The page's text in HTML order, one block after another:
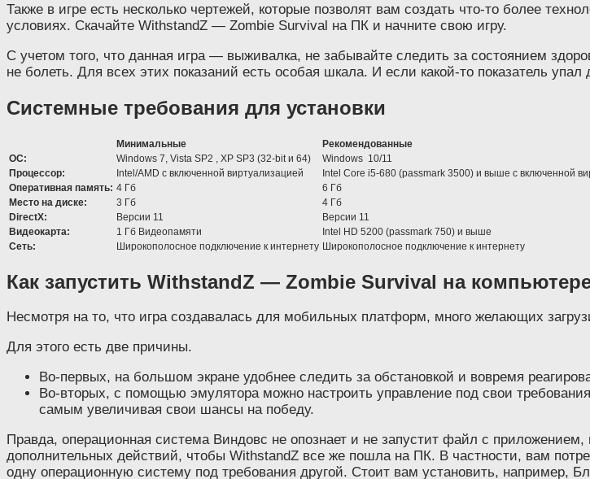
Также в игре есть несколько чертежей, которые позволят вам создать что-то более
условиях. Скачайте WithstandZ — Zombie Survival на ПК и начните свою игру.
С учетом того, что данная игра — выживалка, не забывайте следить за состоянием
не болеть. Для всех этих показаний есть особая шкала. И если какой-то показатель
Системные требования для установки
Минимальные
Рекомендованные
ОС:
Windows 7, Vista SP2 , XP SP3 (32-bit и 64)
Windows 10/11
Процессор:
Intel/AMD с включенной виртуализацией
Intel Core i5-680 (passmark 3500) и выше с включенной
Оперативная память: 4 Гб
6 Гб
Место на диске:
3 Гб
4 Гб
DirectX:
Версии 11
Версии 11
Видеокарта:
1 Гб Видеопамяти
Intel HD 5200 (passmark 750) и выше
Сеть:
Широкополосное подключение к интернету Широкополосное подключение к интернету
Как запустить WithstandZ — Zombie Survival на
Несмотря на то, что игра создавалась для мобильных платформ, много желающих
Для этого есть две причины.
Во-первых, на большом экране удобнее следить за обстановкой и вовремя
Во-вторых, с помощью эмулятора можно настроить управление под свои
самым увеличивая свои шансы на победу.
Правда, операционная система Виндовс не опознает и не запустит файл с
дополнительных действий, чтобы WithstandZ все же пошла на ПК. В частности, вам
одну операционную систему под требования другой. Стоит вам установить, например,